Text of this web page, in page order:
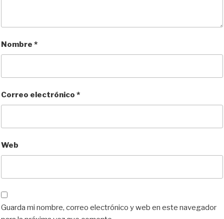
Nombre *
Correo electrónico *
Web
Guarda mi nombre, correo electrónico y web en este navegador